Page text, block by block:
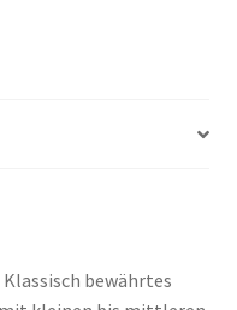
bewährtes